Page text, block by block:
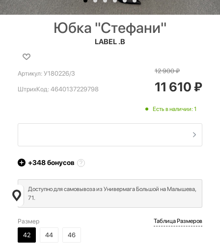
Юбка "Стефани"
LABEL .B
Артикул: У180226/3
ШтрихКод: 4640137229798
12 900₽
11 610₽
Есть в наличии: 1
+348бонусов
Доступно для самовывоза из Универмага Большой на Малышева,
71.
Размер
42
44 46
Таблица Размеров